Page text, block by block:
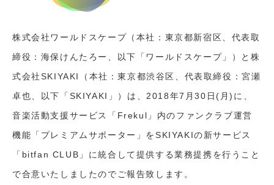
株式会社ワールドスケープ（本社：東京都新宿区、代表取
締役：海保けんたろー、以下「ワールドスケープ」）と株
式会社SKIYAKI（本社：東京都渋谷区、代表取締役：宮瀬
卓也、以下「SKIYAKI」）は、2018年7月30日(月)に、
音楽活動支援サービス「Frekul」内のファンクラブ運営
機能「プレミアムサポーター」をSKIYAKIの新サービス
「bitfan CLUB」に統合して提供する業務提携を行うこと
で合意いたしましたのでご報告致します。